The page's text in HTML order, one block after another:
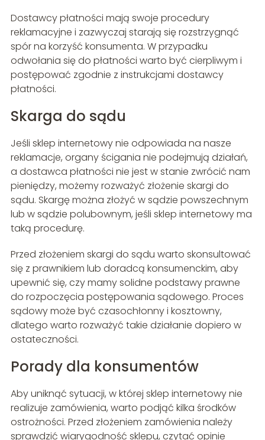
Dostawcy płatności mają swoje procedury
reklamacyjne i zazwyczaj starają się rozstrzygnąć
spór na korzyść konsumenta. W przypadku
odwołania się do płatności warto być cierpliwym i
postępować zgodnie z instrukcjami dostawcy
płatności.
Skarga do sądu
Jeśli sklep internetowy nie odpowiada na nasze
reklamacje, organy ścigania nie podejmują działań,
a dostawca płatności nie jest w stanie zwrócić nam
pieniędzy, możemy rozważyć złożenie skargi do
sądu. Skargę można złożyć w sądzie powszechnym
lub w sądzie polubownym, jeśli sklep internetowy ma
taką procedurę.
Przed złożeniem skargi do sądu warto skonsultować
się z prawnikiem lub doradcą konsumenckim, aby
upewnić się, czy mamy solidne podstawy prawne
do rozpoczęcia postępowania sądowego. Proces
sądowy może być czasochłonny i kosztowny,
dlatego warto rozważyć takie działanie dopiero w
ostateczności.
Porady dla konsumentów
Aby uniknąć sytuacji, w której sklep internetowy nie
realizuje zamówienia, warto podjąć kilka środków
ostrożności. Przed złożeniem zamówienia należy
sprawdzić wiarygodność sklepu, czytać opinie